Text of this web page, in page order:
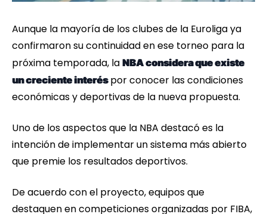
Aunque la mayoría de los clubes de la Euroliga ya
confirmaron su continuidad en ese torneo para la
próxima temporada, la NBA considera que existe
un creciente interéspor conocer las condiciones
económicas y deportivas de la nueva propuesta.
Uno de los aspectos que la NBA destacó es la
intención de implementar un sistema más abierto
que premie los resultados deportivos.
De acuerdo con el proyecto, equipos que
destaquen en competiciones organizadas por FIBA,